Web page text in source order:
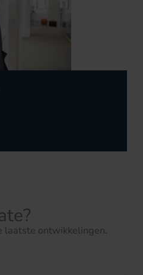
laatste ontwikkelingen.